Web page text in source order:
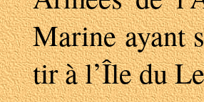
Marine ayant
tir à l’Île du